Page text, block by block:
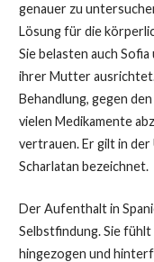
genauer zu
Lösung für die
Sie belasten auch
ihrer Mutter
Behandlung, gegen
vielen Medikamente
vertrauen. Er gilt in der
Scharlatan bezeichnet.
Der Aufenthalt in
Selbstfindung. Sie
hingezogen und